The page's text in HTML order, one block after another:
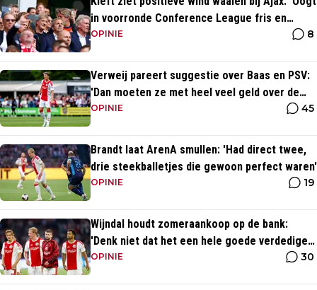
in voorronde Conference League fris en
energiek'
OPINIE 8
Verweij pareert suggestie over Baas en PSV:
'Dan moeten ze met heel veel geld over de
brug komen'
OPINIE 45
Brandt laat ArenA smullen: 'Had direct twee,
drie steekballetjes die gewoon perfect waren'
OPINIE 19
Wijndal houdt zomeraankoop op de bank:
'Denk niet dat het een hele goede verdediger
is'
OPINIE 30